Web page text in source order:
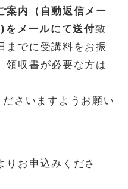
案内（自動返信メー
をメールにて送付致
までに受講料をお振
領収書が必要な方は
さいますようお願い
りお申込みくださ